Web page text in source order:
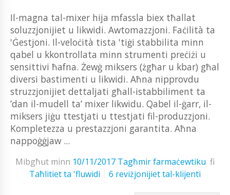
Il-magna tal-mixer hija mfassla biex tħallat
soluzzjonijiet u likwidi. Awtomazzjoni. Faċilità ta
'Ġestjoni. Il-veloċità tista 'tiġi stabbilita minn
qabel u kkontrollata minn strumenti preċiżi u
sensittivi ħafna. Żewġ miksers (żgħar u kbar) għal
diversi bastimenti u likwidi. Aħna nipprovdu
struzzjonijiet dettaljati għall-istabbiliment ta
’dan il-mudell ta’ mixer likwidu. Qabel il-ġarr, il-
miksers jiġu ttestjati u ttestjati fil-produzzjoni.
Kompletezza u prestazzjoni garantita. Aħna
nappoġġjaw ...
Mibgħut minn 10/11/2017 Tagħmir farmaċewtiku fi
Taħlitiet ta 'fluwidi
6 reviżjonijiet tal-klijenti